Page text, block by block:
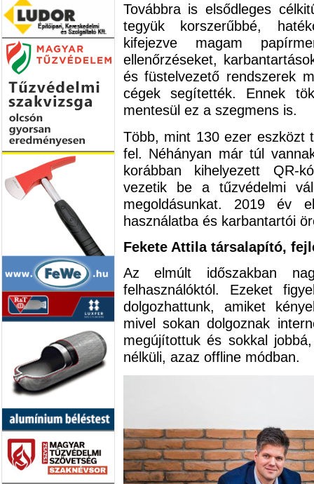
Továbbra is elsődleges
tegyük korszerűbbé,
kifejezve magam
ellenőrzéseket,
és füstelvezető rendszerek
cégek segítették. Ennek
mentesül ez a szegmens is.
Több, mint 130 ezer eszközt
fel. Néhányan már túl
korábban kihelyezett QR-
vezetik be a tűzvédelmi
megoldásunkat. 2019 év
használatba és karbantartói
Fekete Attila társalapító,
Az elmúlt időszakban
felhasználóktól. Ezeket
dolgozhattunk, amiket
mivel sokan dolgoznak
megújítottuk és sokkal
nélküli, azaz offline módban.